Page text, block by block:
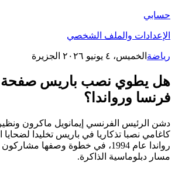
حسابي
الإعدادات والملف الشخصي
رياضة الخميس، ٤ يونيو ٢٠٢٦ الجزيرة
هل يطوي نصب باريس صفحة
فرنسا ورواندا؟
دشن الرئيس الفرنسي إيمانويل ماكرون
كاغامي نصبا تذكاريا في باريس تخليدا لضحايا
رواندا عام 1994، في خطوة وصفها
مسار دبلوماسية الذاكرة.